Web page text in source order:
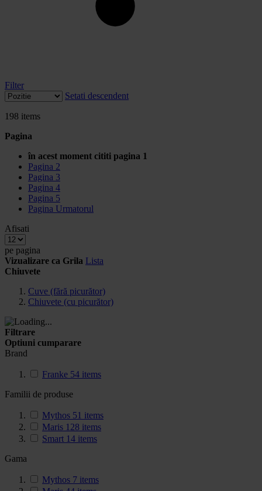
Filter
Setati descendent
198 items
Pagina
în acest moment cititi pagina 1
Pagina 2
Pagina 3
Pagina 4
Pagina 5
Pagina Urmatorul
Afisati
pe pagina
Vizualizare ca Grila Lista
Chiuvete
Cuve (fără picurător)
Chiuvete (cu picurător)
Filtrare
Optiuni cumparare
Brand
Franke 54 items
Familii de produse
Mythos 51 items
Maris 128 items
Smart 14 items
Gama
Mythos 7 items